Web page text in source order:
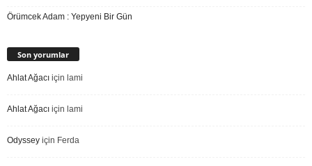
Örümcek Adam : Yepyeni Bir Gün
Son yorumlar
Ahlat Ağacı için lami
Ahlat Ağacı için lami
Odyssey için Ferda